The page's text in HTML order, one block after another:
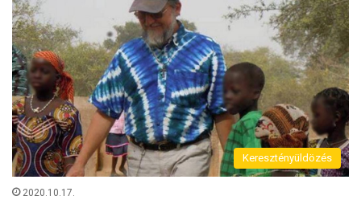
Keresztényüldözés
2020.10.17.